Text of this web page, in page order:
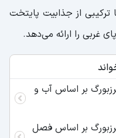
ترکیبی از جذابیت پایتخت
غربی را ارائه می‌دهد.
بر اساس آب و
بر اساس فصل